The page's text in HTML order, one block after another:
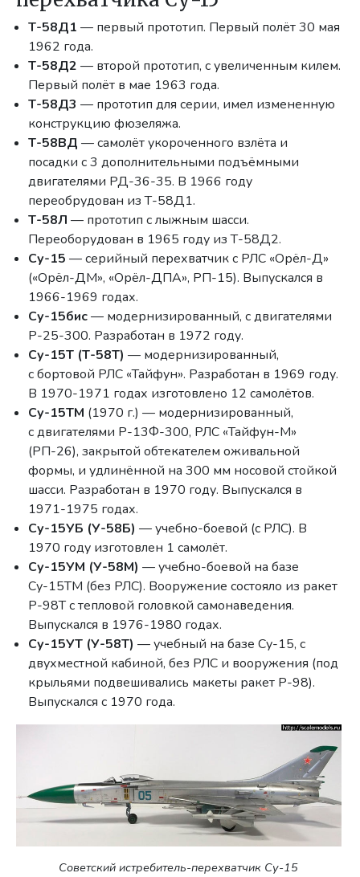
Т-58Д1 — первый прототип. Первый полёт 30 мая
1962 года.
Т-58Д2 — второй прототип, с увеличенным килем.
Первый полёт в мае 1963 года.
Т-58Д3 — прототип для серии, имел измененную
конструкцию фюзеляжа.
Т-58ВД — самолёт укороченного взлёта и
посадки с 3 дополнительными подъёмными
двигателями РД-36-35. В 1966 году
переобрудован из Т-58Д1.
Т-58Л — прототип с лыжным шасси.
Переоборудован в 1965 году из Т-58Д2.
Су-15 — серийный перехватчик с РЛС «Орёл-Д»
(«Орёл-ДМ», «Орёл-ДПА», РП-15). Выпускался в
1966-1969 годах.
Су-15бис— модернизированный, с двигателями
Р-25-300. Разработан в 1972 году.
Су-15Т (Т-58Т) — модернизированный,
с бортовой РЛС «Тайфун». Разработан в 1969 году.
В 1970-1971 годах изготовлено 12 самолётов.
Су-15ТМ (1970 г.) — модернизированный,
с двигателями Р-13Ф-300, РЛС «Тайфун-М»
(РП-26), закрытой обтекателем оживальной
формы, и удлинённой на 300 мм носовой стойкой
шасси. Разработан в 1970 году. Выпускался в
1971-1975 годах.
Су-15УБ (У-58Б) — учебно-боевой (с РЛС). В
1970 году изготовлен 1 самолёт.
Су-15УМ (У-58М) — учебно-боевой на базе
Су-15ТМ (без РЛС). Вооружение состояло из ракет
Р-98Т с тепловой головкой самонаведения.
Выпускался в 1976-1980 годах.
Су-15УТ (У-58Т) — учебный на базе Су-15, с
двухместной кабиной, без РЛС и вооружения (под
крыльями подвешивались макеты ракет Р-98).
Выпускался с 1970 года.
Советский истребитель-перехватчик Су-15